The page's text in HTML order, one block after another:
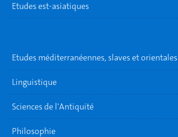
Etudes est-asiatiques
Etudes méditerranéennes, slaves et orientales
Linguistique
Sciences de l'Antiquité
Philosophie